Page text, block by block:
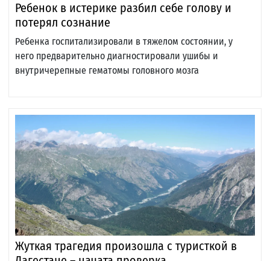
Ребенок в истерике разбил себе голову и
потерял сознание
Ребенка госпитализировали в тяжелом состоянии, у
него предварительно диагностировали ушибы и
внутричерепные гематомы головного мозга
Жуткая трагедия произошла с туристкой в